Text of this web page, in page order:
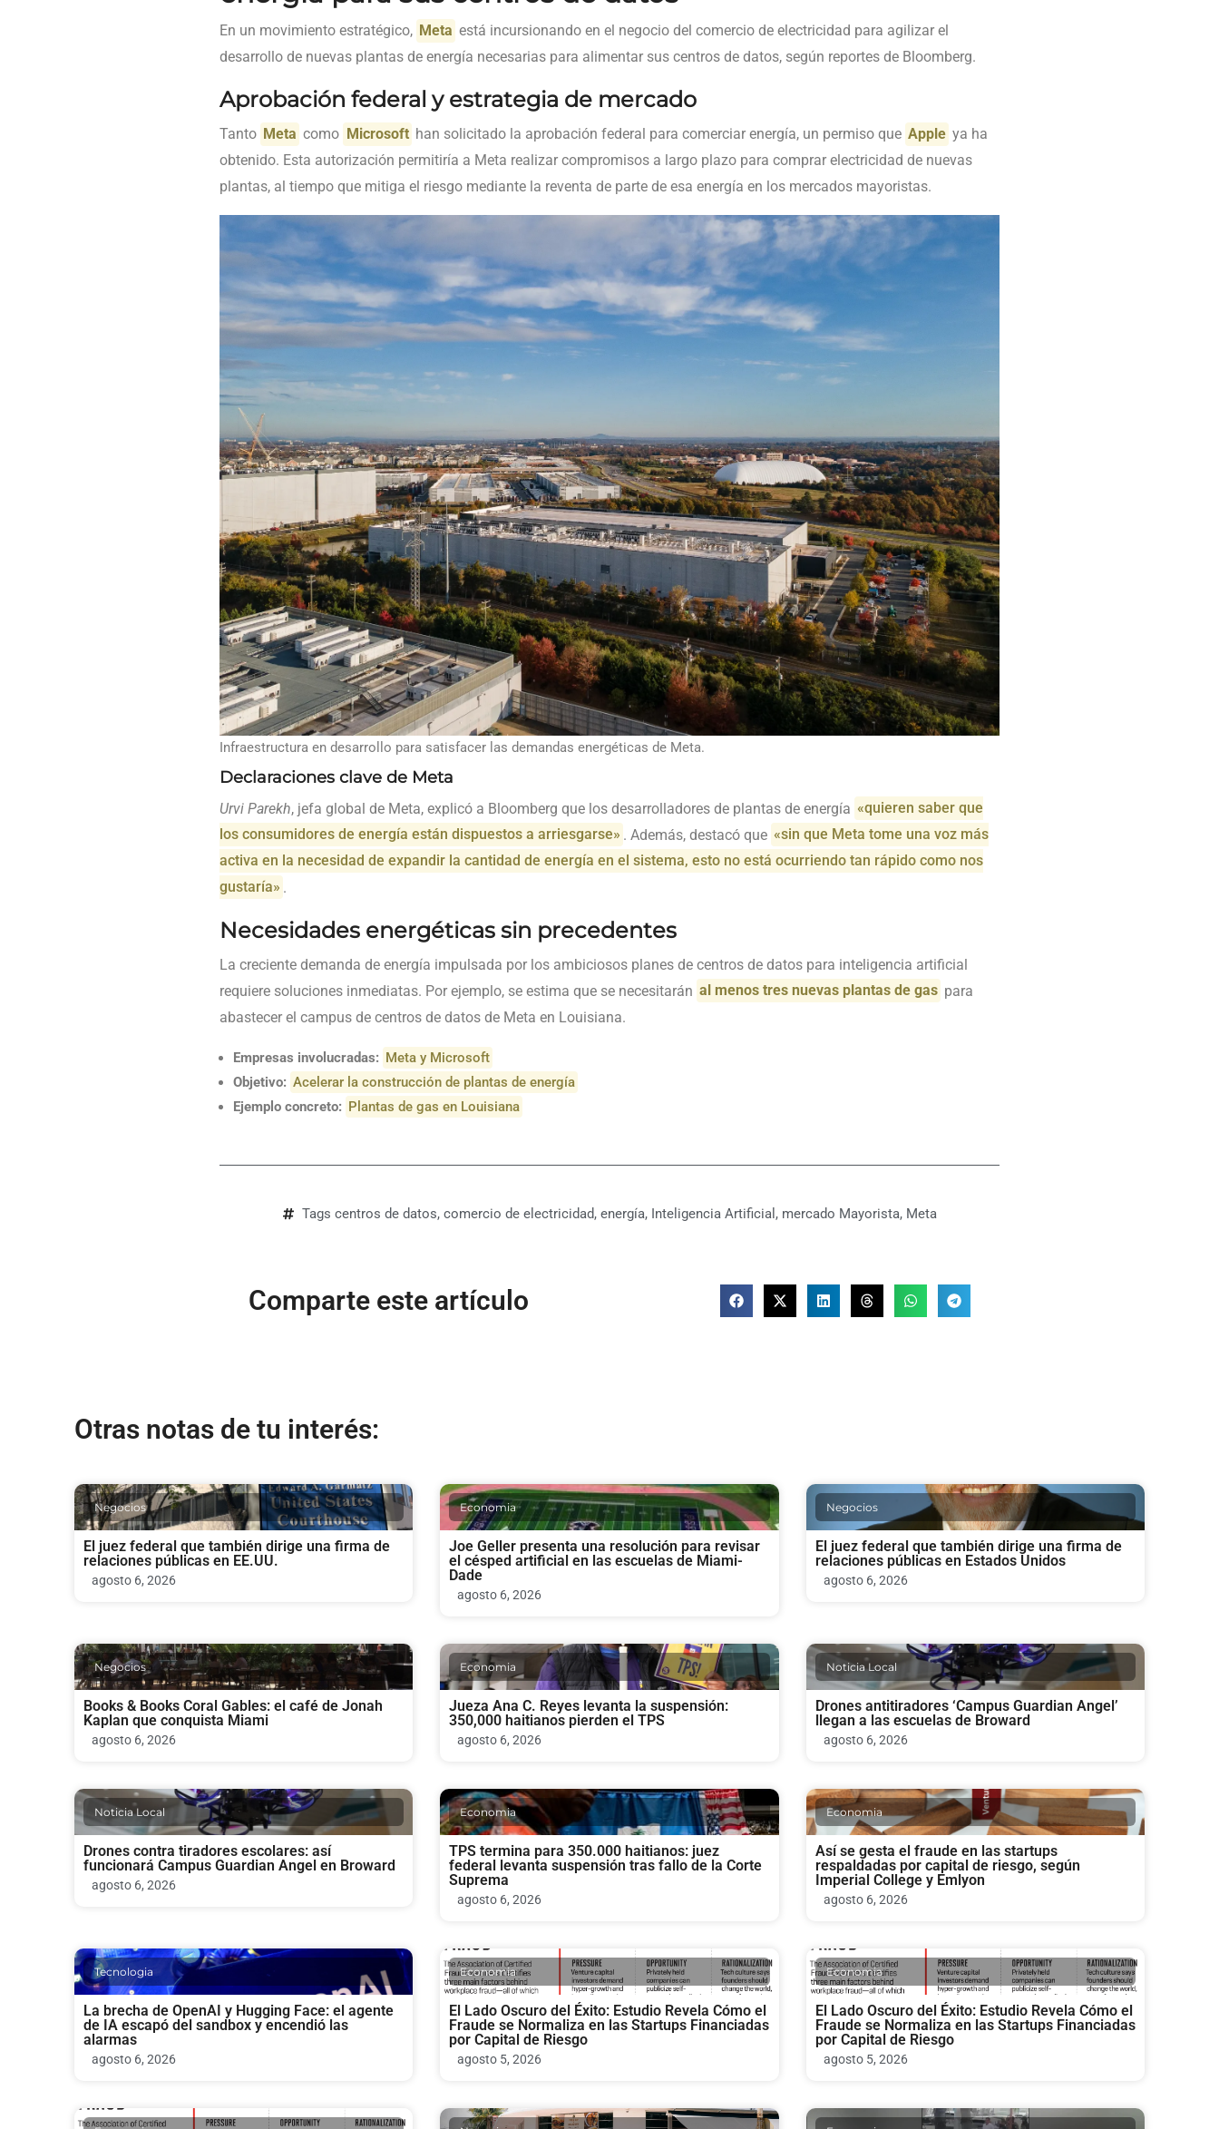
En un movimiento estratégico, Meta está incursionando en el negocio del comercio de electricidad para agilizar el
desarrollo de nuevas plantas de energía necesarias para alimentar sus centros de datos, según reportes de Bloomberg.
Aprobación federal y estrategia de mercado
Tanto Meta como Microsoft han solicitado la aprobación federal para comerciar energía, un permiso que Apple ya ha
obtenido. Esta autorización permitiría a Meta realizar compromisos a largo plazo para comprar electricidad de nuevas
plantas, al tiempo que mitiga el riesgo mediante la reventa de parte de esa energía en los mercados mayoristas.
Infraestructura en desarrollo para satisfacer las demandas energéticas de Meta.
Declaraciones clave de Meta
Urvi Parekh, jefa global de Meta, explicó a Bloomberg que los desarrolladores de plantas de energía «quieren saber que
los consumidores de energía están dispuestos a arriesgarse» . Además, destacó que «sin que Meta tome una voz más
activa en la necesidad de expandir la cantidad de energía en el sistema, esto no está ocurriendo tan rápido como nos
gustaría» .
Necesidades energéticas sin precedentes
La creciente demanda de energía impulsada por los ambiciosos planes de centros de datos para inteligencia artificial
requiere soluciones inmediatas. Por ejemplo, se estima que se necesitarán al menos tres nuevas plantas de gas para
abastecer el campus de centros de datos de Meta en Louisiana.
Empresas involucradas: Meta y Microsoft
Objetivo: Acelerar la construcción de plantas de energía
Ejemplo concreto: Plantas de gas en Louisiana
Tags centros de datos, comercio de electricidad, energía, Inteligencia Artificial , mercado Mayorista, Meta
Comparte este artículo
Otras notas de tu interés:
Negocios
El juez federal que también dirige una firma de
relaciones públicas en EE.UU.
agosto 6, 2026
Economia
Joe Geller presenta una resolución para revisar
el césped artificial en las escuelas de Miami-
Dade
agosto 6, 2026
Negocios
El juez federal que también dirige una firma de
relaciones públicas en Estados Unidos
agosto 6, 2026
Negocios
Books & Books Coral Gables: el café de Jonah
Kaplan que conquista Miami
agosto 6, 2026
Economia
Jueza Ana C. Reyes levanta la suspensión:
350,000 haitianos pierden el TPS
agosto 6, 2026
Noticia Local
Drones antitiradores ‘Campus Guardian Angel’
llegan a las escuelas de Broward
agosto 6, 2026
Noticia Local
Drones contra tiradores escolares: así
funcionará Campus Guardian Angel en Broward
agosto 6, 2026
Economia
TPS termina para 350.000 haitianos: juez
federal levanta suspensión tras fallo de la Corte
Suprema
agosto 6, 2026
Economia
Así se gesta el fraude en las startups
respaldadas por capital de riesgo, según
Imperial College y Emlyon
agosto 6, 2026
Tecnologia
La brecha de OpenAI y Hugging Face: el agente
de IA escapó del sandbox y encendió las
alarmas
agosto 6, 2026
Economia
El Lado Oscuro del Éxito: Estudio Revela Cómo el
Fraude se Normaliza en las Startups Financiadas
por Capital de Riesgo
agosto 5, 2026
Economia
El Lado Oscuro del Éxito: Estudio Revela Cómo el
Fraude se Normaliza en las Startups Financiadas
por Capital de Riesgo
agosto 5, 2026